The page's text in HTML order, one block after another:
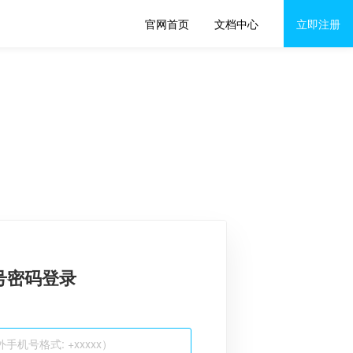
官网首页 文档中心 立即注册
密码登录